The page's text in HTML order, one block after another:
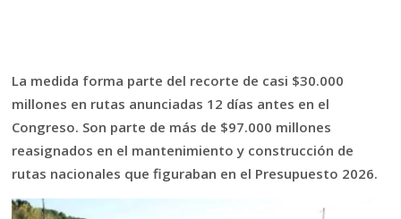
La medida forma parte del recorte de casi $30.000
millones en rutas anunciadas 12 días antes en el
Congreso. Son parte de más de $97.000 millones
reasignados en el mantenimiento y construcción de
rutas nacionales que figuraban en el Presupuesto 2026.